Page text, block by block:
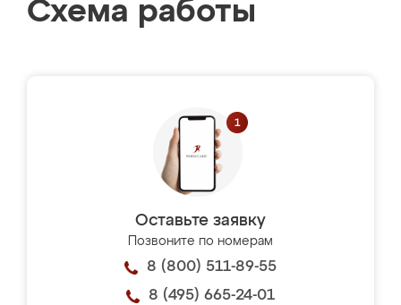
Схема работы
Оставьте заявку
Позвоните по номерам
8 (800) 511-89-55
8 (495) 665-24-01